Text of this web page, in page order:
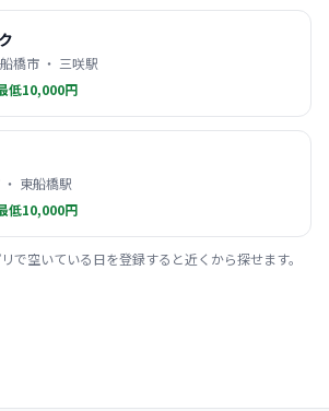
橋市 ・ 三咲駅
低10,000円
東船橋駅
低10,000円
で空いている日を登録すると近くから探せます。